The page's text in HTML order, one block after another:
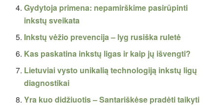
Gydytoja primena: nepamirškime pasirūpinti
inkstų sveikata
Inkstų vėžio prevencija – lyg rusiška ruletė
Kas paskatina inkstų ligas ir kaip jų išvengti?
Lietuviai vysto unikalią technologiją inkstų ligų
diagnostikai
Yra kuo didžiuotis – Santariškėse pradėti taikyti